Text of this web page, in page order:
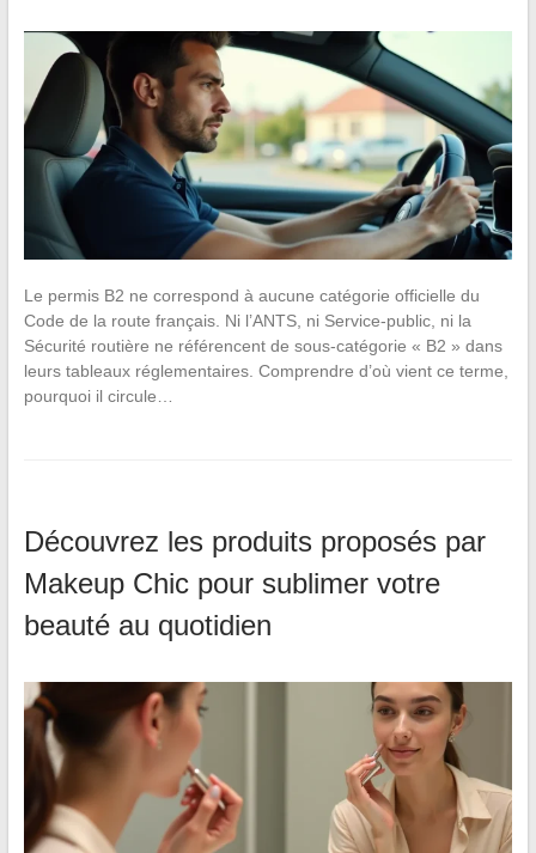
Le permis B2 ne correspond à aucune catégorie officielle du
Code de la route français. Ni l’ANTS, ni Service-public, ni la
Sécurité routière ne référencent de sous-catégorie « B2 » dans
leurs tableaux réglementaires. Comprendre d’où vient ce terme,
pourquoi il circule…
Découvrez les produits proposés par
Makeup Chic pour sublimer votre
beauté au quotidien